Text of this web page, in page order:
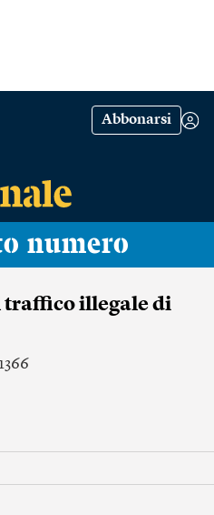
Abbonarsi
numero
traffico illegale di